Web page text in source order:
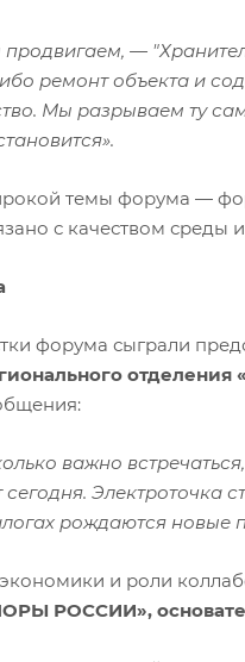
—
ремонт объекта и
Мы разрываем ту
темы форума —
с качеством среды
форума сыграли
важно
рождаются новые
и роли
РОССИИ»,